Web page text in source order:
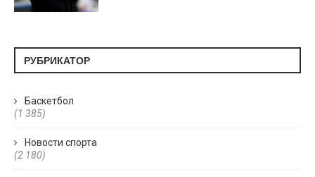
РУБРИКАТОР
Баскетбол
(1 385)
Новости спорта
(2 180)